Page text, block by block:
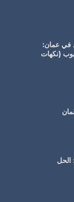
جيل 100 مل في عمان:
(نكهات
الحل